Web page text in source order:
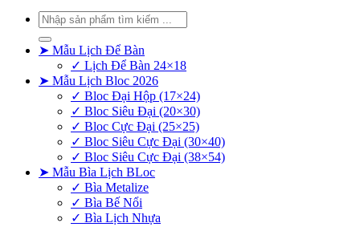
Tìm
kiếm:
➤ Mẫu Lịch Để Bàn
✓ Lịch Để Bàn 24×18
➤ Mẫu Lịch Bloc 2026
✓ Bloc Đại Hộp (17×24)
✓ Bloc Siêu Đại (20×30)
✓ Bloc Cực Đại (25×25)
✓ Bloc Siêu Cực Đại (30×40)
✓ Bloc Siêu Cực Đại (38×54)
➤ Mẫu Bìa Lịch BLoc
✓ Bìa Metalize
✓ Bìa Bế Nổi
✓ Bìa Lịch Nhựa